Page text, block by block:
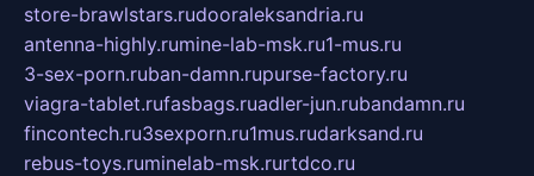
store-brawlstars.rudooraleksandria.ru
antenna-highly.rumine-lab-msk.ru1-mus.ru
3-sex-porn.ruban-damn.rupurse-factory.ru
viagra-tablet.rufasbags.ruadler-jun.rubandamn.ru
fincontech.ru3sexporn.ru1mus.rudarksand.ru
rebus-toys.ruminelab-msk.rurtdco.ru